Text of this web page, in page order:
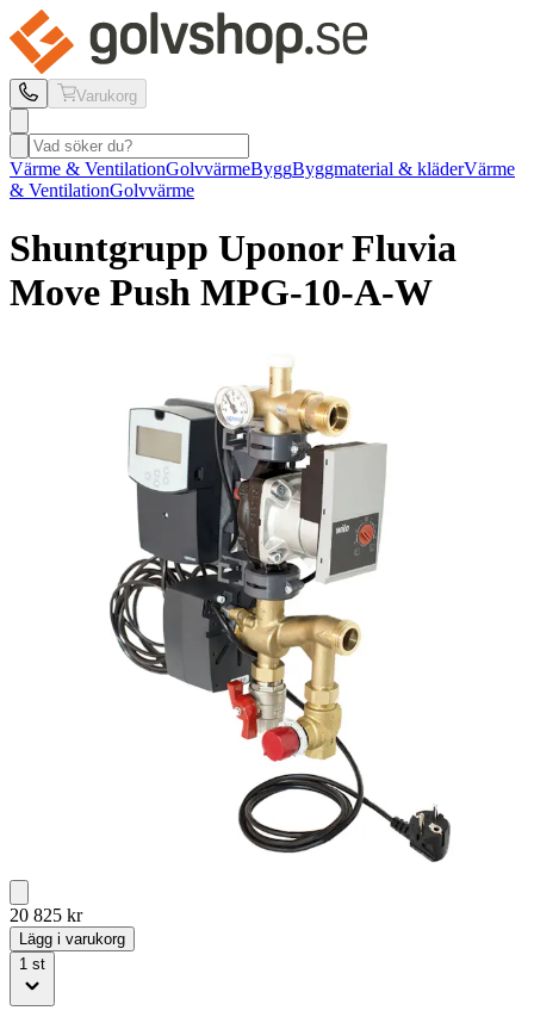
Varukorg
Värme & VentilationGolvvärmeByggByggmaterial & kläderVärme
& VentilationGolvvärme
Shuntgrupp UponorFluvia
Move Push MPG-10-A-W
20 825 kr
Lägg i varukorg
1 st